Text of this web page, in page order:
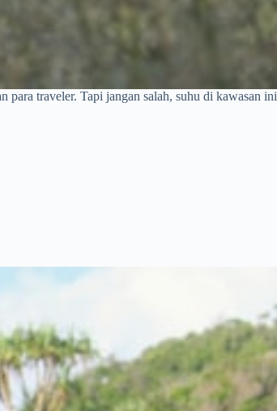
para traveler. Tapi jangan salah, suhu di kawasan ini